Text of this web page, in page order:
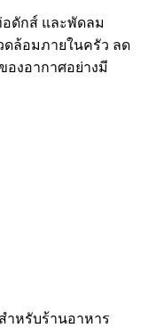
อดักส์ และพัดลม
ล้อมภายในครัว ลด
งอากาศอย่างมี
ำหรับร้านอาหาร